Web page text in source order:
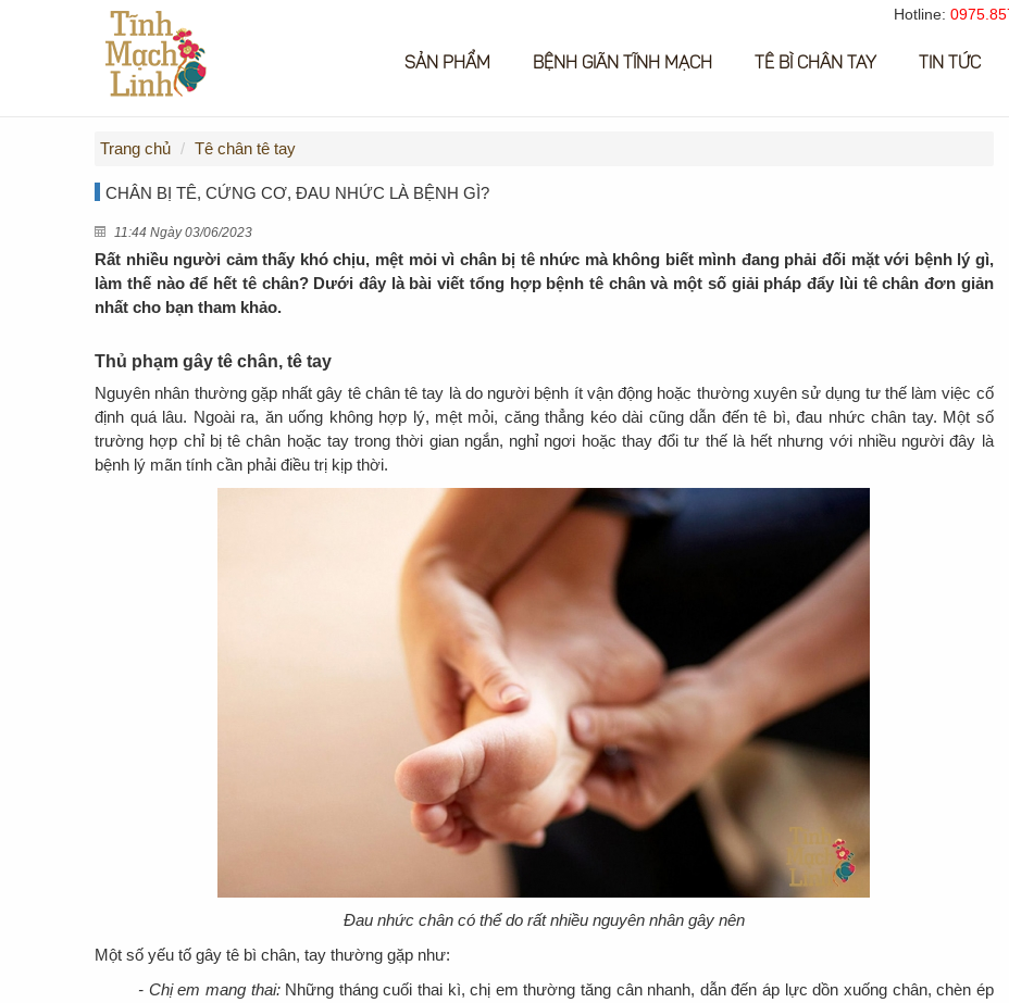
Hotline:
SẢN PHẨM BỆNH GIÃN TĨNH MẠCH TÊ BÌ CHÂN TAY TIN TỨC
Trang chủ Tê chân tê tay
CHÂN BỊ TÊ, CỨNG CƠ, ĐAU NHỨC LÀ BỆNH GÌ?
11:44 Ngày 03/06/2023
Rất nhiều người cảm thấy khó chịu, mệt mỏi vì chân bị tê nhức mà không biết mình đang phải đối mặt với bệnh lý gì,
làm thế nào để hết tê chân? Dưới đây là bài viết tổng hợp bệnh tê chân và một số giải pháp đẩy lùi tê chân đơn giản
nhất cho bạn tham khảo.
Thủ phạm gây tê chân, tê tay
Nguyên nhân thường gặp nhất gây tê chân tê tay là do người bệnh ít vận động hoặc thường xuyên sử dụng tư thế làm việc cố
định quá lâu. Ngoài ra, ăn uống không hợp lý, mệt mỏi, căng thẳng kéo dài cũng dẫn đến tê bì, đau nhức chân tay. Một số
trường hợp chỉ bị tê chân hoặc tay trong thời gian ngắn, nghỉ ngơi hoặc thay đổi tư thế là hết nhưng với nhiều người đây là
bệnh lý mãn tính cần phải điều trị kịp thời.
Đau nhức chân có thể do rất nhiều nguyên nhân gây nên
Một số yếu tố gây tê bì chân, tay thường gặp như:
- Chị em mang thai: Những tháng cuối thai kì, chị em thường tăng cân nhanh, dẫn đến áp lực dồn xuống chân, chèn ép